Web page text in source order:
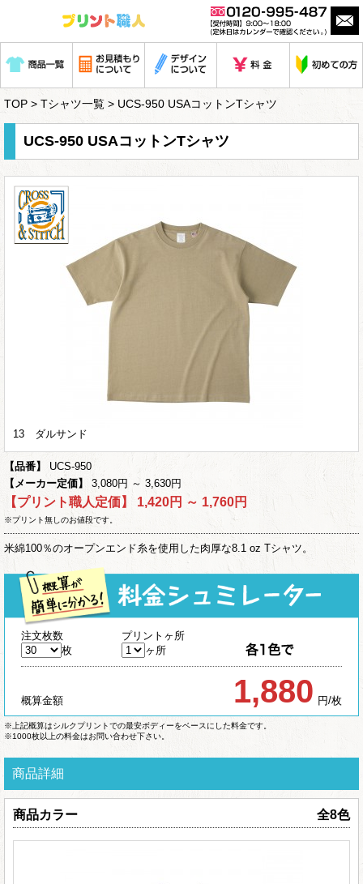
TOP > Tシャツ一覧 > UCS-950 USAコットンTシャツ
UCS-950 USAコットンTシャツ
13 ダルサンド
【品番】
UCS-950
【メーカー定価】
3,080円 ～ 3,630円
【プリント職人定価】 1,420円 ～ 1,760円
※プリント無しのお値段です。
米綿100％のオープンエンド糸を使用した肉厚な8.1 oz Tシャツ。
注文枚数
プリントヶ所
枚
ヶ所
概算金額 1,880 円/枚
※上記概算はシルクプリントでの最安ボディーをベースにした料金です。
※1000枚以上の料金はお問い合わせ下さい。
商品詳細
商品カラー 全8色